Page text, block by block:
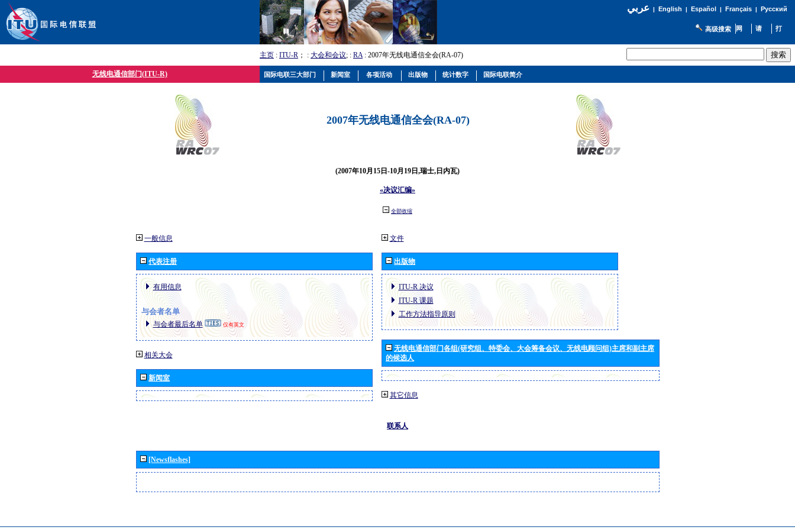
عربي| English | Español | Français| Русский
高级搜索
主页 : ITU-R ； : 大会和会议; : RA: 2007年无线电通信全会(RA-07)
无线电通信部门(ITU-R)
2007年无线电通信全会(RA-07)
(2007年10月15日-10月19日,瑞士,日内瓦)
«决议汇编»
全部收缩
一般信息
代表注册
有用信息
与会者名单
与会者最后名单 仅有英文
相关大会
新闻室
文件
出版物
ITU-R 决议
ITU-R 课题
工作方法指导原则
无线电通信部门各组(研究组、特委会、大会筹备会议、无线电顾问组)主席和副主席
的候选人
其它信息
联系人
[Newsflashes]
国际电联三大部门 新闻室 各项活动 出版物 统计数字 国际电联简介